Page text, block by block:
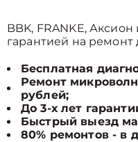
BBK, FRANKE,
гарантией на ремонт
Бесплатная
Ремонт
рублей;
До 3-х лет
Быстрый выезд
80% ремонтов - в